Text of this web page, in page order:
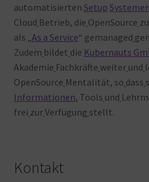
automatisierten Setup Systemen
Cloud Betrieb, die OpenSource
als „As a Service“ gemanaged
Zudem bildet die Kubernauts
Akademie Fachkräfte weiter und
OpenSource Mentalität, so dass
Informationen, Tools und
frei zurVerfügung stellt.
Kontakt